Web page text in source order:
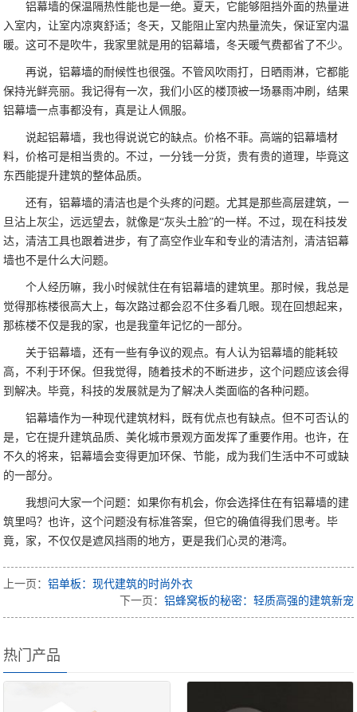
铝幕墙的保温隔热性能也是一绝。夏天，它能够阻挡外面的热量进
入室内，让室内凉爽舒适；冬天，又能阻止室内热量流失，保证室内温
暖。这可不是吹牛，我家里就是用的铝幕墙，冬天暖气费都省了不少。
再说，铝幕墙的耐候性也很强。不管风吹雨打，日晒雨淋，它都能
保持光鲜亮丽。我记得有一次，我们小区的楼顶被一场暴雨冲刷，结果
铝幕墙一点事都没有，真是让人佩服。
说起铝幕墙，我也得说说它的缺点。价格不菲。高端的铝幕墙材
料，价格可是相当贵的。不过，一分钱一分货，贵有贵的道理，毕竟这
东西能提升建筑的整体品质。
还有，铝幕墙的清洁也是个头疼的问题。尤其是那些高层建筑，一
旦沾上灰尘，远远望去，就像是“灰头土脸”的一样。不过，现在科技发
达，清洁工具也跟着进步，有了高空作业车和专业的清洁剂，清洁铝幕
墙也不是什么大问题。
个人经历嘛，我小时候就住在有铝幕墙的建筑里。那时候，我总是
觉得那栋楼很高大上，每次路过都会忍不住多看几眼。现在回想起来，
那栋楼不仅是我的家，也是我童年记忆的一部分。
关于铝幕墙，还有一些有争议的观点。有人认为铝幕墙的能耗较
高，不利于环保。但我觉得，随着技术的不断进步，这个问题应该会得
到解决。毕竟，科技的发展就是为了解决人类面临的各种问题。
铝幕墙作为一种现代建筑材料，既有优点也有缺点。但不可否认的
是，它在提升建筑品质、美化城市景观方面发挥了重要作用。也许，在
不久的将来，铝幕墙会变得更加环保、节能，成为我们生活中不可或缺
的一部分。
我想问大家一个问题：如果你有机会，你会选择住在有铝幕墙的建
筑里吗？也许，这个问题没有标准答案，但它的确值得我们思考。毕
竟，家，不仅仅是遮风挡雨的地方，更是我们心灵的港湾。
上一页：铝单板：现代建筑的时尚外衣
下一页： 铝蜂窝板的秘密：轻质高强的建筑新宠
热门产品